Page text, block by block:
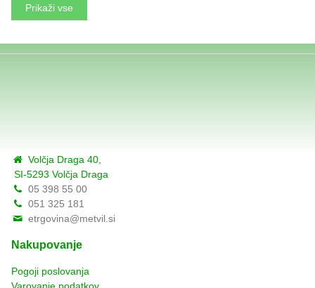
Prikaži vse
Volčja Draga 40,
SI-5293 Volčja Draga
05 398 55 00
051 325 181
etrgovina@metvil.si
Nakupovanje
Pogoji poslovanja
Varovanje podatkov